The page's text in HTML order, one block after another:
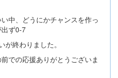
中、どうにかチャンスを作っ
ず0-7
終わりました。
での応援ありがとうございま